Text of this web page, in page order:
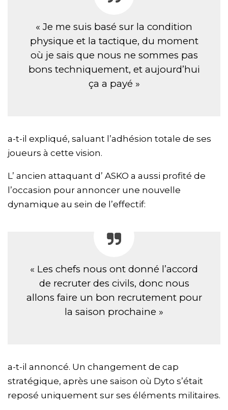
« Je me suis basé sur la condition
physique et la tactique, du moment
où je sais que nous ne sommes pas
bons techniquement, et aujourd’hui
ça a payé »
a-t-il expliqué, saluant l’adhésion totale de ses
joueurs à cette vision.
L’ ancien attaquant d’ ASKO a aussi profité de
l’occasion pour annoncer une nouvelle
dynamique au sein de l’effectif:
« Les chefs nous ont donné l’accord
de recruter des civils, donc nous
allons faire un bon recrutement pour
la saison prochaine »
a-t-il annoncé. Un changement de cap
stratégique, après une saison où Dyto s’était
reposé uniquement sur ses éléments militaires.